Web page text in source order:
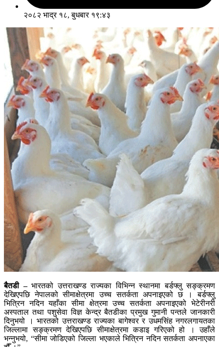
२०८२ भाद्र १८, बुधबार १९:४३
बैतडी – भारतको उत्तराखण्ड राज्यका विभिन्न स्थानमा बर्डफ्लु सङ्क्रमण
देखिएपछि नेपालको सीमाक्षेत्रमा उच्च सतर्कता अपनाइएको छ । बर्डफ्लु
भित्रिन नदिन यहाँका सीमा क्षेत्रमा उच्च सतर्कता अपनाइएको भेटेरीनरी
अस्पताल तथा पशुसेवा विज्ञ केन्द्र बैतडीका प्रमुख गुमानी पन्तले जानकारी
दिनुभयो । भारतको उत्तराखण्ड राज्यका बागेश्वर र उधमसिंह नगरलगायतका
जिल्लामा सङ्क्रमण देखिएपछि सीमाक्षेत्रमा कडाइ गरिएको हो । उहाँले
भन्नुभयो, “सीमा जोडिएको जिल्ला भएकाले भित्रिन नदिन सतर्कता अपनाएका